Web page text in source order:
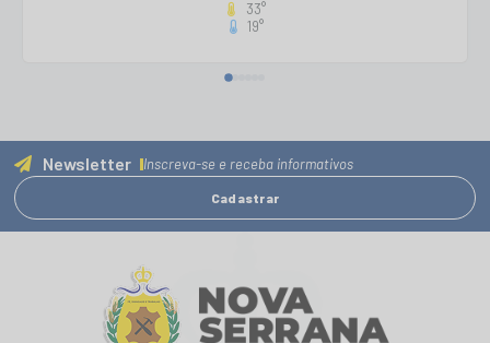
33°
19°
Newsletter Inscreva-se e receba informativos
Cadastrar